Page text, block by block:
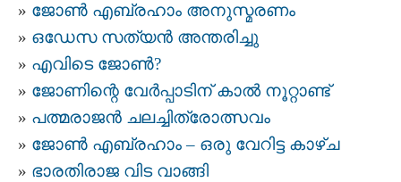
ജോണ്‍ എബ്രഹാം അനുസ്മരണം
ഒഡേസ സത്യന്‍ അന്തരിച്ചു
എവിടെ ജോണ്‍?
ജോണിന്റെ വേര്‍പ്പാടിന് കാല്‍ നൂറ്റാണ്ട്
പത്മരാജന്‍ ചലച്ചിത്രോത്സവം
ജോണ്‍ എബ്രഹാം – ഒരു വേറിട്ട കാഴ്ച
ഭാരതിരാജ വിട വാങ്ങി